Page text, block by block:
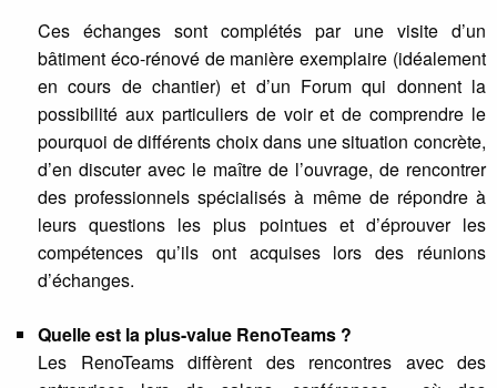
Ces échanges sont complétés par une visite d’un
bâtiment éco-rénové de manière exemplaire (idéalement
en cours de chantier) et d’un Forum qui donnent la
possibilité aux particuliers de voir et de comprendre le
pourquoi de différents choix dans une situation concrète,
d’en discuter avec le maître de l’ouvrage, de rencontrer
des professionnels spécialisés à même de répondre à
leurs questions les plus pointues et d’éprouver les
compétences qu’ils ont acquises lors des réunions
d’échanges.
Quelle est la plus-value RenoTeams ?
Les RenoTeams diffèrent des rencontres avec des